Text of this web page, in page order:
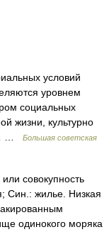
условий
уровнем
социальных
жизни, культурно
…
Большая советская
совокупность
Син.: жилье. Низкая
одинокого моряка